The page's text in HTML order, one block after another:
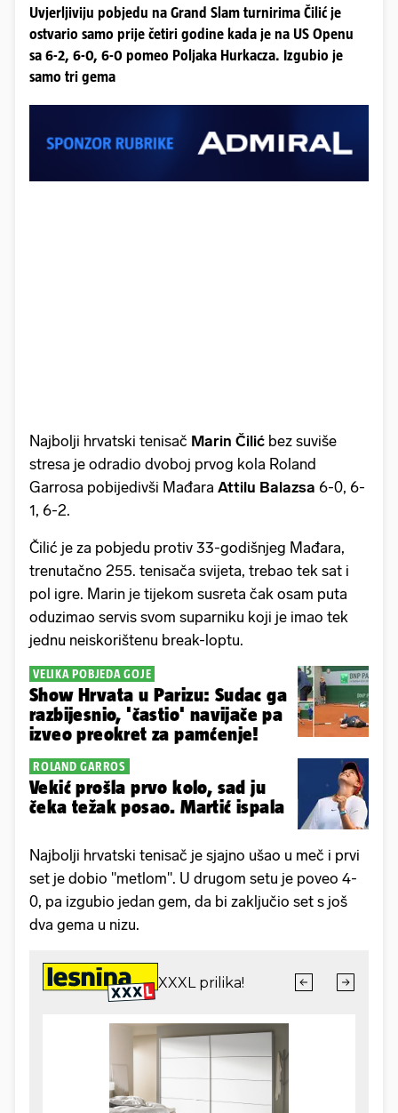
Uvjerljiviju pobjedu na Grand Slam turnirima Čilić je
ostvario samo prije četiri godine kada je na US Openu
sa 6-2, 6-0, 6-0 pomeo Poljaka Hurkacza. Izgubio je
samo tri gema
Najbolji hrvatski tenisač Marin Čilić bez suviše
stresa je odradio dvoboj prvog kola Roland
Garrosa pobijedivši Mađara Attilu Balazsa 6-0, 6-
1, 6-2.
Čilić je za pobjedu protiv 33-godišnjeg Mađara,
trenutačno 255. tenisača svijeta, trebao tek sat i
pol igre. Marin je tijekom susreta čak osam puta
oduzimao servis svom suparniku koji je imao tek
jednu neiskorištenu break-loptu.
VELIKA POBJEDA GOJE
Show Hrvata u Parizu: Sudac ga
razbijesnio, 'častio' navijače pa
izveo preokret za pamćenje!
ROLAND GARROS
Vekić prošla prvo kolo, sad ju
čeka težak posao. Martić ispala
Najbolji hrvatski tenisač je sjajno ušao u meč i prvi
set je dobio "metlom". U drugom setu je poveo 4-
0, pa izgubio jedan gem, da bi zaključio set s još
dva gema u nizu.